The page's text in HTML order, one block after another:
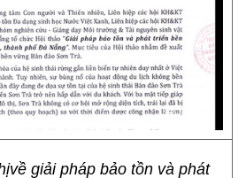
giải pháp bảo tồn và phát